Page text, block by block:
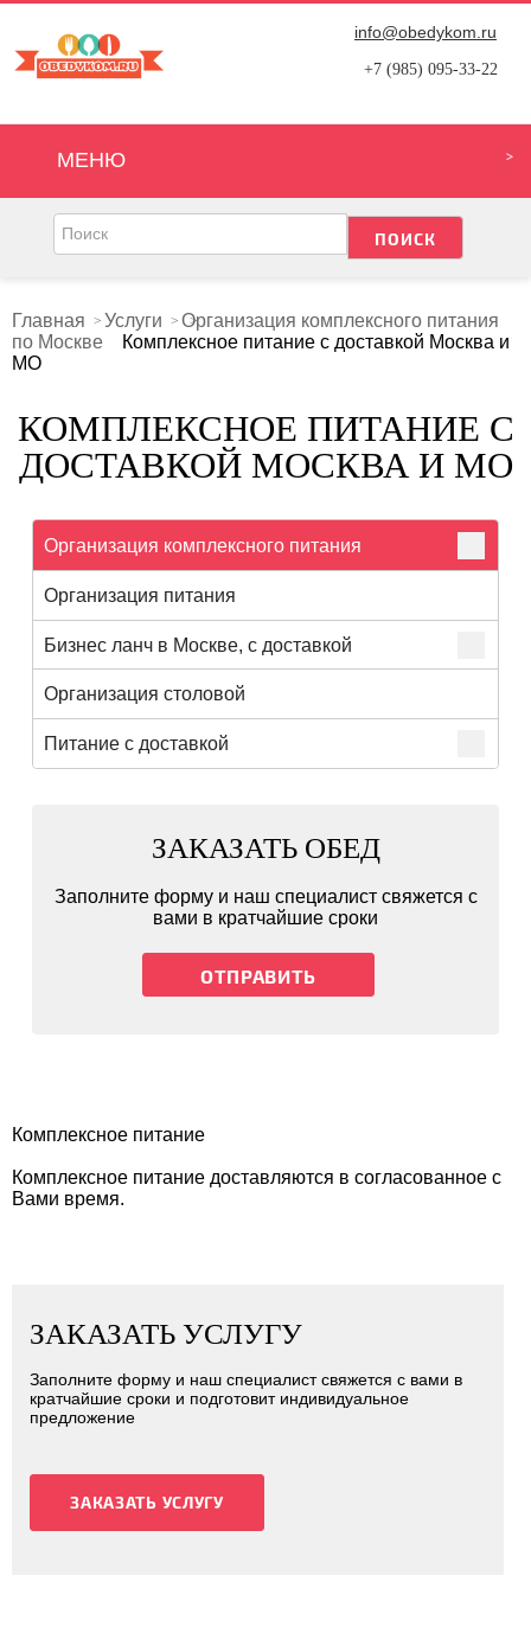
info@obedykom.ru
+7 (985) 095-33-22
МЕНЮ
Главная Услуги
Организация комплексного питания
по Москве
Комплексное питание с доставкой Москва и
МО
КОМПЛЕКСНОЕ ПИТАНИЕ С
ДОСТАВКОЙ МОСКВА И МО
Организация комплексного питания
Организация питания
Бизнес ланч в Москве, с доставкой
Организация столовой
Питание с доставкой
ЗАКАЗАТЬ ОБЕД
Заполните форму и наш специалист свяжется с
вами в кратчайшие сроки
ОТПРАВИТЬ
Комплексное питание
Комплексное питание доставляются в согласованное с
Вами время.
ЗАКАЗАТЬ УСЛУГУ
Заполните форму и наш специалист свяжется с вами в
кратчайшие сроки и подготовит индивидуальное
предложение
ЗАКАЗАТЬ УСЛУГУ